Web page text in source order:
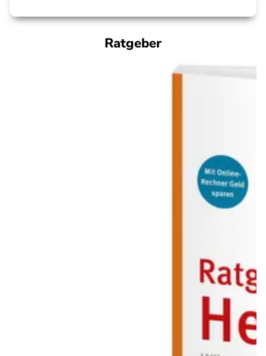
Ratgeber